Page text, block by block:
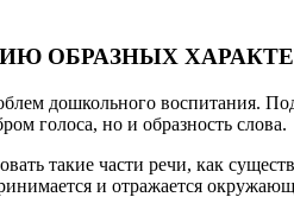
ОБРАЗНЫХ
дошкольного воспитания.
голоса, но и образность слова.
такие части речи, как
и отражается